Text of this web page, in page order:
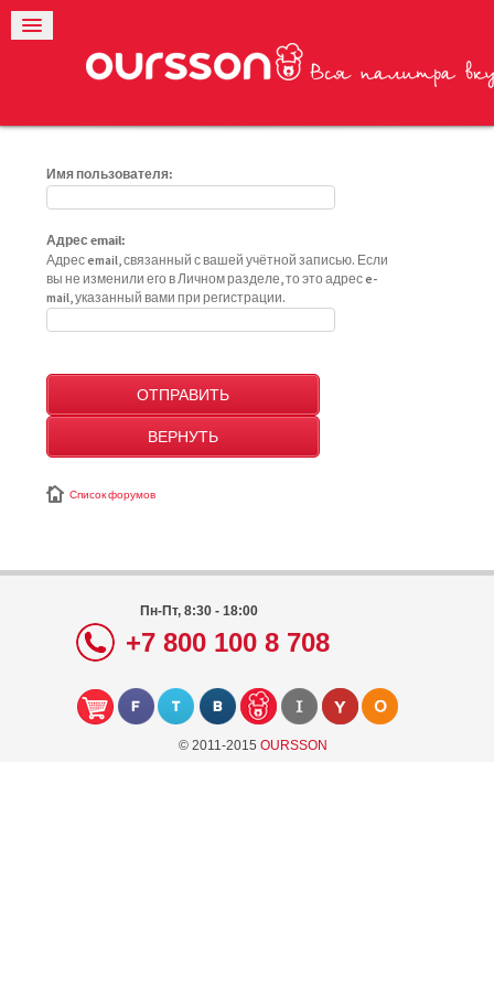
Имя пользователя:
Адрес email:
Адрес email, связанный с вашей учётной записью. Если
вы не изменили его в Личном разделе, то это адрес e-
mail, указанный вами при регистрации.
Список форумов
Пн-Пт, 8:30 - 18:00
+7 800 100 8 708
© 2011-2015 OURSSON